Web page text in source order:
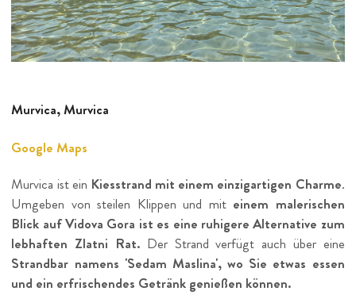
Murvica, Murvica
Google Maps
Murvica ist ein Kiesstrand mit einem einzigartigen Charme.
Umgeben von steilen Klippen und mit einem malerischen
Blick auf Vidova Gora ist es eine ruhigere Alternative zum
lebhaften Zlatni Rat.Der Strand verfügt auch über eine
Strandbar namens 'Sedam Maslina', wo Sie etwas essen
und ein erfrischendes Getränk genießen können.